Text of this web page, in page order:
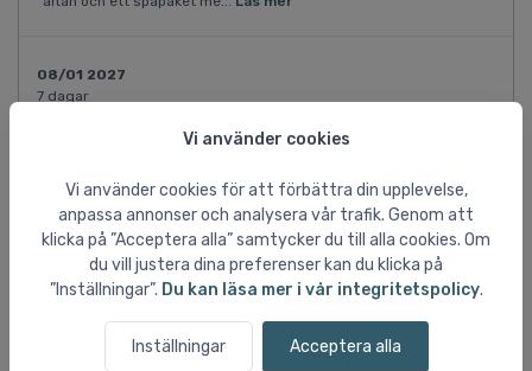
Vi använder cookies
Vi använder cookies för att förbättra din upplevelse,
anpassa annonser och analysera vår trafik. Genom att
klicka på ”Acceptera alla” samtycker du till alla cookies. Om
du vill justera dina preferenser kan du klicka på
”Inställningar”. Du kan läsa mer i vår integritetspolicy.
Inställningar Acceptera alla
08/01 2027
7 dagar
Dubbelrum med balkong och 2 extrasängar
SEK 20.742
per person vid 3 pers.
Visa fler resemöjligheter ↓